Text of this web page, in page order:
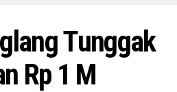
Tunggak
Rp 1 M